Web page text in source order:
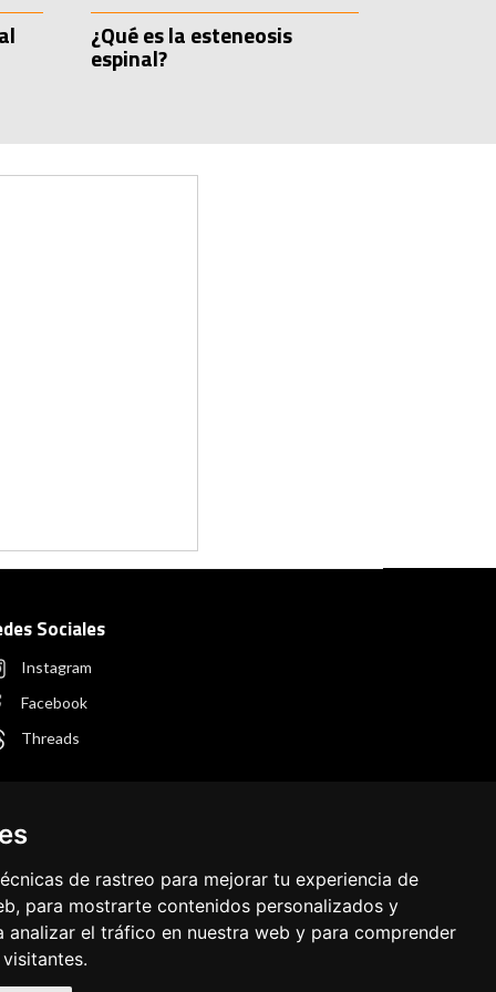
de rastreo para mejorar tu experiencia de
para mostrarte contenidos personalizados y
analizar el tráfico en nuestra web y para comprender
¿Qué es la esteneosis
espinal?
Sociales
Instagram
Facebook
Threads